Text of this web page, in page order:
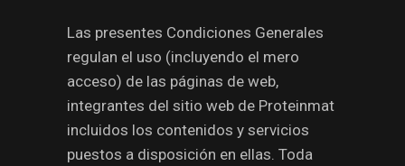
Las presentes Condiciones Generales
regulan el uso (incluyendo el mero
acceso) de las páginas de web,
integrantes del sitio web de Proteinmat
incluidos los contenidos y servicios
puestos a disposición en ellas. Toda